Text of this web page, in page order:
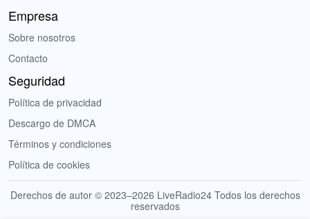
Empresa
Sobre nosotros
Contacto
Seguridad
Política de privacidad
Descargo de DMCA
Términos y condiciones
Política de cookies
Derechos de autor © 2023–2026 LiveRadio24 Todos los derechos
reservados